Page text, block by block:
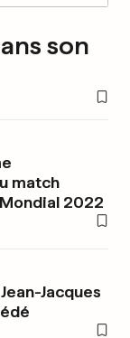
son
match
2022
Jacques